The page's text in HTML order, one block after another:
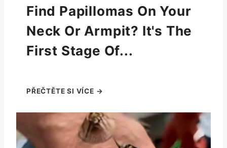
Find Papillomas On Your
Neck Or Armpit? It's The
First Stage Of...